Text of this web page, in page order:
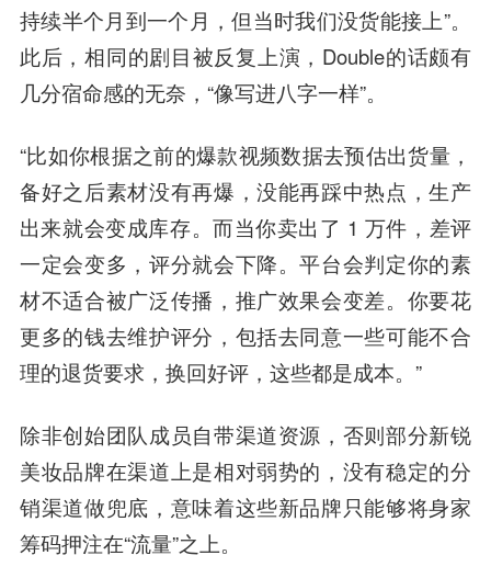
持续半个月到一个月，但当时我们没货能接上”。
此后，相同的剧目被反复上演，Double的话颇有
几分宿命感的无奈，“像写进八字一样”。
“比如你根据之前的爆款视频数据去预估出货量，
备好之后素材没有再爆，没能再踩中热点，生产
出来就会变成库存。而当你卖出了 1 万件，差评
一定会变多，评分就会下降。平台会判定你的素
材不适合被广泛传播，推广效果会变差。你要花
更多的钱去维护评分，包括去同意一些可能不合
理的退货要求，换回好评，这些都是成本。”
除非创始团队成员自带渠道资源，否则部分新锐
美妆品牌在渠道上是相对弱势的，没有稳定的分
销渠道做兜底，意味着这些新品牌只能够将身家
筹码押注在“流量”之上。